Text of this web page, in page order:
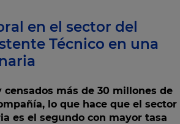
en el sector del
Técnico en una
censados más de 30 millones de
lo que hace que el sector
es el segundo con mayor tasa